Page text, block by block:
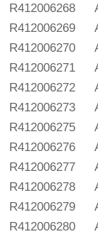
R412006268
R412006269
R412006270
R412006271
R412006272
R412006273
R412006275
R412006276
R412006277
R412006278
R412006279
R412006280